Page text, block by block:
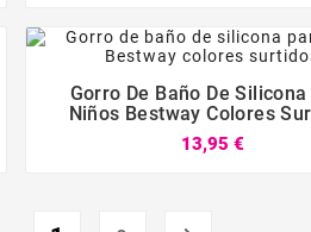
  
Gorro De Baño De Silicona
Niños Bestway Colores
13,95 €